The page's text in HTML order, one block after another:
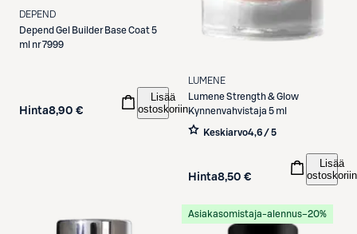
DEPEND
Depend Gel Builder Base Coat 5
ml nr 7999
Hinta8,90 €
Lisää
ostoskoriin
LUMENE
LumeneStrength & Glow
Kynnenvahvistaja 5 ml
Keskiarvo4,6 / 5
Hinta8,50 €
Lisää
ostoskoriin
Asiakasomistaja-alennus−20%